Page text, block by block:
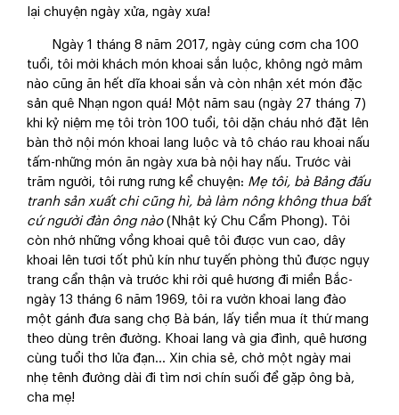
lại chuyện ngày xửa, ngày xưa!
Ngày 1 tháng 8 năm 2017, ngày cúng cơm cha 100
tuổi, tôi mời khách món khoai sắn luộc, không ngờ mâm
nào cũng ăn hết dĩa khoai sắn và còn nhận xét món đặc
sản quê Nhạn ngon quá! Một năm sau (ngày 27 tháng 7)
khi kỷ niệm mẹ tôi tròn 100 tuổi, tôi dặn cháu nhớ đặt lên
bàn thờ nội món khoai lang luộc và tô cháo rau khoai nấu
tấm-những món ăn ngày xưa bà nội hay nấu. Trước vài
trăm người, tôi rưng rưng kể chuyện: Mẹ tôi, bà Bảng đấu
tranh sản xuất chi cũng hì, bà làm nông không thua bất
cứ người đàn ông nào(Nhật ký Chu Cẩm Phong). Tôi
còn nhớ những vồng khoai quê tôi được vun cao, dây
khoai lên tươi tốt phủ kín như tuyến phòng thủ được ngụy
trang cẩn thận và trước khi rời quê hương đi miền Bắc-
ngày 13 tháng 6 năm 1969, tôi ra vườn khoai lang đào
một gánh đưa sang chợ Bà bán, lấy tiền mua ít thứ mang
theo dùng trên đường. Khoai lang và gia đình, quê hương
cùng tuổi thơ lửa đạn… Xin chia sẻ, chờ một ngày mai
nhẹ tênh đường dài đi tìm nơi chín suối để gặp ông bà,
cha mẹ!